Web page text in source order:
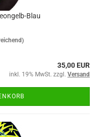
Blau
35,00 EUR
inkl. 19% MwSt. zzgl. Versand